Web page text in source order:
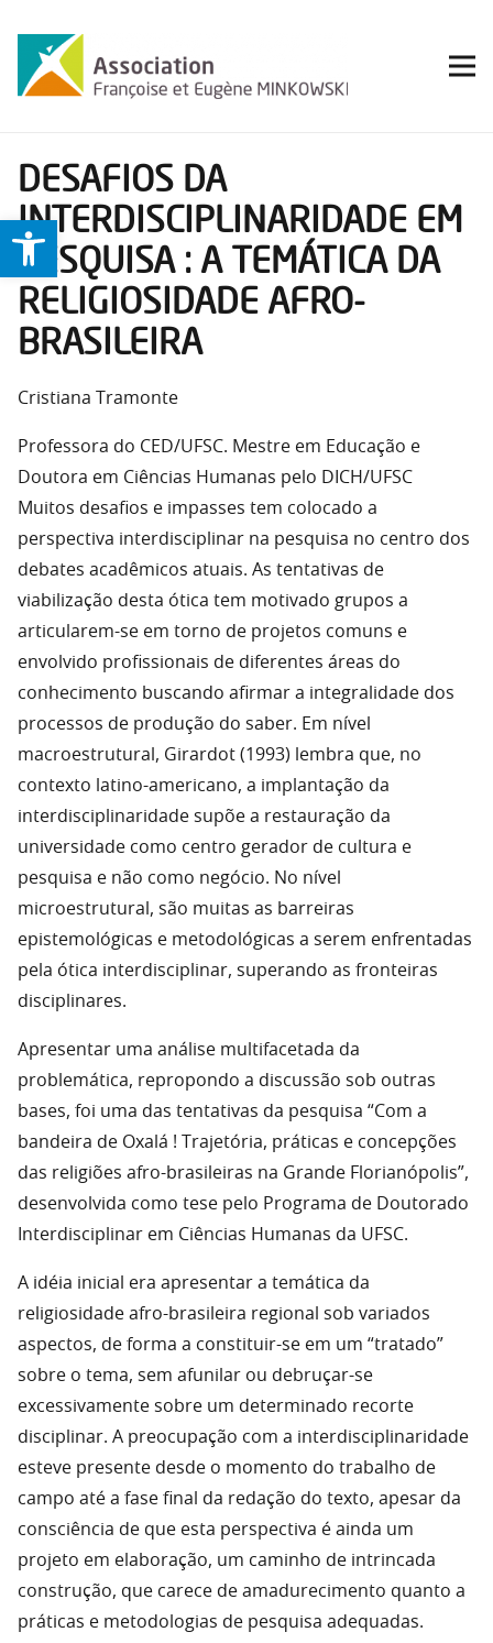
DESAFIOS DA
INTERDISCIPLINARIDADE EM
PESQUISA : A TEMÁTICA DA
RELIGIOSIDADE AFRO-
BRASILEIRA
Cristiana Tramonte
Professora do CED/UFSC. Mestre em Educação e
Doutora em Ciências Humanas pelo DICH/UFSC
Muitos desafios e impasses tem colocado a
perspectiva interdisciplinar na pesquisa no centro dos
debates acadêmicos atuais. As tentativas de
viabilização desta ótica tem motivado grupos a
articularem-se em torno de projetos comuns e
envolvido profissionais de diferentes áreas do
conhecimento buscando afirmar a integralidade dos
processos de produção do saber. Em nível
macroestrutural, Girardot (1993) lembra que, no
contexto latino-americano, a implantação da
interdisciplinaridade supõe a restauração da
universidade como centro gerador de cultura e
pesquisa e não como negócio. No nível
microestrutural, são muitas as barreiras
epistemológicas e metodológicas a serem enfrentadas
pela ótica interdisciplinar, superando as fronteiras
disciplinares.
Apresentar uma análise multifacetada da
problemática, repropondo a discussão sob outras
bases, foi uma das tentativas da pesquisa “Com a
bandeira de Oxalá ! Trajetória, práticas e concepções
das religiões afro-brasileiras na Grande Florianópolis”,
desenvolvida como tese pelo Programa de Doutorado
Interdisciplinar em Ciências Humanas da UFSC.
A idéia inicial era apresentar a temática da
religiosidade afro-brasileira regional sob variados
aspectos, de forma a constituir-se em um “tratado”
sobre o tema, sem afunilar ou debruçar-se
excessivamente sobre um determinado recorte
disciplinar. A preocupação com a interdisciplinaridade
esteve presente desde o momento do trabalho de
campo até a fase final da redação do texto, apesar da
consciência de que esta perspectiva é ainda um
projeto em elaboração, um caminho de intrincada
construção, que carece de amadurecimento quanto a
práticas e metodologias de pesquisa adequadas.
Ouvrir la barre d’outils